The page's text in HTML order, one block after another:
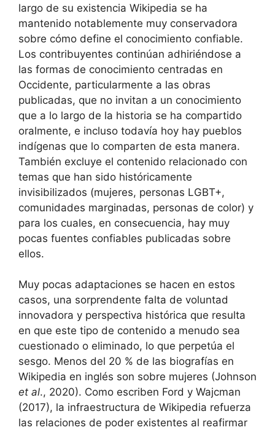
largo de su existencia Wikipedia se ha
mantenido notablemente muy conservadora
sobre cómo define el conocimiento confiable.
Los contribuyentes continúan adhiriéndose a
las formas de conocimiento centradas en
Occidente, particularmente a las obras
publicadas, que no invitan a un conocimiento
que a lo largo de la historia se ha compartido
oralmente, e incluso todavía hoy hay pueblos
indígenas que lo comparten de esta manera.
También excluye el contenido relacionado con
temas que han sido históricamente
invisibilizados (mujeres, personas LGBT+,
comunidades marginadas, personas de color) y
para los cuales, en consecuencia, hay muy
pocas fuentes confiables publicadas sobre
ellos.
Muy pocas adaptaciones se hacen en estos
casos, una sorprendente falta de voluntad
innovadora y perspectiva histórica que resulta
en que este tipo de contenido a menudo sea
cuestionado o eliminado, lo que perpetúa el
sesgo. Menos del 20 % de las biografías en
Wikipedia en inglés son sobre mujeres (Johnson
et al., 2020). Como escriben Ford y Wajcman
(2017), la infraestructura de Wikipedia refuerza
las relaciones de poder existentes al reafirmar